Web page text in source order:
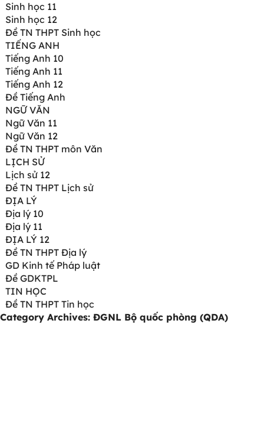
Sinh học 11
Sinh học 12
Đề TN THPT Sinh học
TIẾNG ANH
Tiếng Anh 10
Tiếng Anh 11
Tiếng Anh 12
Đề Tiếng Anh
NGỮ VĂN
Ngữ Văn 11
Ngữ Văn 12
Đề TN THPT môn Văn
LỊCH SỬ
Lịch sử 12
Đề TN THPT Lịch sử
ĐỊA LÝ
Địa lý 10
Địa lý 11
ĐỊA LÝ 12
Đề TN THPT Địa lý
GD Kinh tế Pháp luật
Đề GDKTPL
TIN HỌC
Đề TN THPT Tin học
Category Archives: ĐGNL Bộ quốc phòng (QDA)